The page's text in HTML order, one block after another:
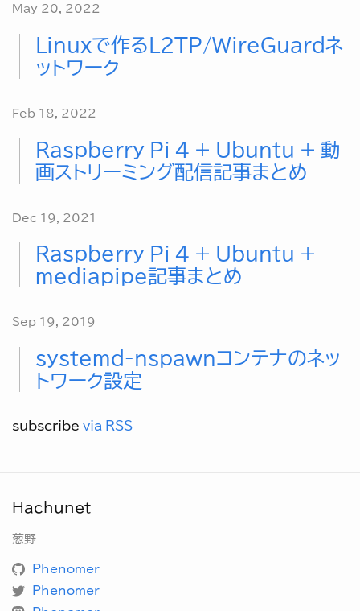
May 20, 2022
Linuxで作るL2TP/WireGuardネ
ットワーク
Feb 18, 2022
Raspberry Pi 4 + Ubuntu + 動
画ストリーミング配信記事まとめ
Dec 19, 2021
Raspberry Pi 4 + Ubuntu +
mediapipe記事まとめ
Sep 19, 2019
systemd-nspawnコンテナのネッ
トワーク設定
subscribe via RSS
Hachunet
葱野
Phenomer
Phenomer